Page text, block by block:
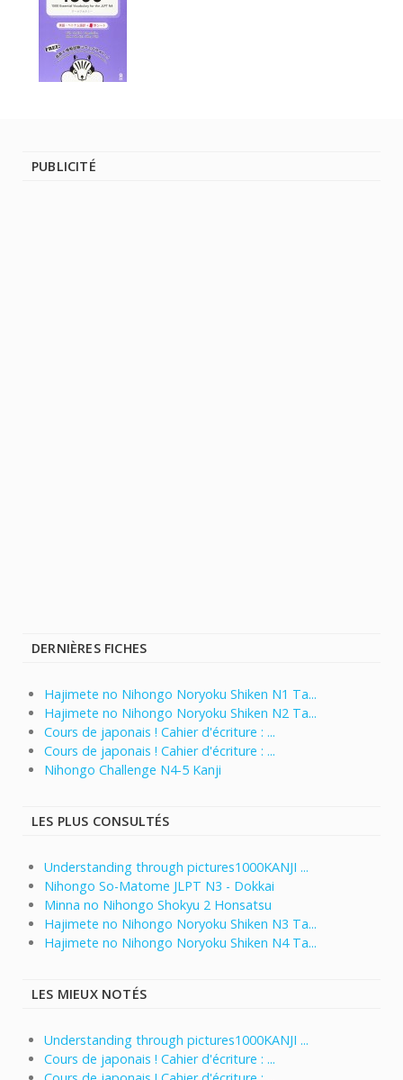
PUBLICITÉ
DERNIÈRES FICHES
Hajimete no Nihongo Noryoku Shiken N1 Ta...
Hajimete no Nihongo Noryoku Shiken N2 Ta...
Cours de japonais ! Cahier d'écriture : ...
Cours de japonais ! Cahier d'écriture : ...
Nihongo Challenge N4-5 Kanji
LES PLUS CONSULTÉS
Understanding through pictures1000KANJI ...
Nihongo So-Matome JLPT N3 - Dokkai
Minna no Nihongo Shokyu 2 Honsatsu
Hajimete no Nihongo Noryoku Shiken N3 Ta...
Hajimete no Nihongo Noryoku Shiken N4 Ta...
LES MIEUX NOTÉS
Understanding through pictures1000KANJI ...
Cours de japonais ! Cahier d'écriture : ...